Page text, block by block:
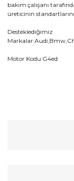
bakım çalışanı
üreticinin
Desteklediğimiz
Motor Kodu:G4ed
Görüş ve